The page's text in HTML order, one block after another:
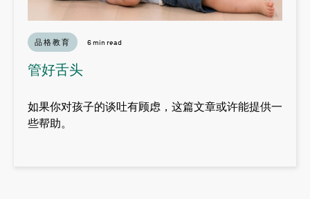
品格教育 6 min read
管好舌头
如果你对孩子的谈吐有顾虑，这篇文章或许能提供一
些帮助。